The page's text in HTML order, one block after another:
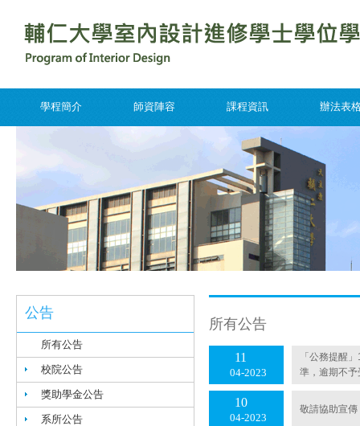
學程簡介 師資陣容 課程資訊 辦法表
公告
所有公告
校院公告
獎助學金公告
系所公告
所有公告
04 2023
11
「公務提醒
準，逾期不予
04 2023
10 敬請協助宣